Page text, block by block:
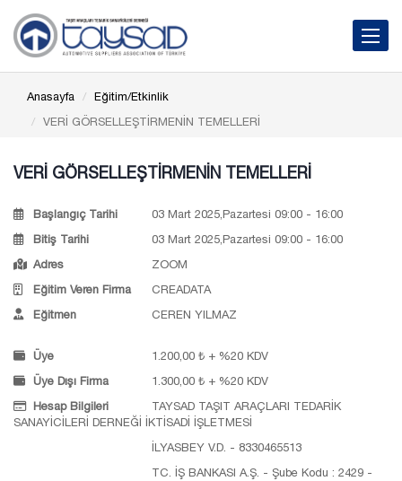
Toggle
Anasayfa
Eğitim/Etkinlik
VERİ GÖRSELLEŞTİRMENİN TEMELLERİ
VERİ GÖRSELLEŞTİRMENİN TEMELLERİ
Başlangıç Tarihi
03 Mart 2025,Pazartesi 09:00 - 16:00
Bitiş Tarihi
03 Mart 2025,Pazartesi 09:00 - 16:00
Adres
ZOOM
Eğitim Veren Firma
CREADATA
Eğitmen
CEREN YILMAZ
Üye
1.200,00 ₺ + %20 KDV
Üye Dışı Firma
1.300,00 ₺ + %20 KDV
Hesap Bilgileri
TAYSAD TAŞIT ARAÇLARI TEDARİK
SANAYİCİLERİ DERNEĞİ İKTİSADİ İŞLETMESİ
İLYASBEY V.D. - 8330465513
TC. İŞ BANKASI A.Ş. - Şube Kodu : 2429 -